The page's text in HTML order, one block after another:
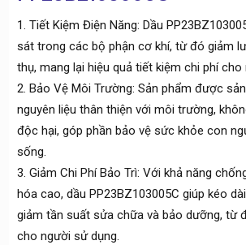
Tiết Kiệm Điện Năng: Dầu
sát trong các bộ phận cơ khí, từ đó giảm
thụ, mang lại hiệu quả tiết kiệm chi phí cho
Bảo Vệ Môi Trường: Sản phẩm được
nguyên liệu thân thiện với môi trường,
độc hại, góp phần bảo vệ sức khỏe con
sống.
Giảm Chi Phí Bảo Trì: Với khả năng
hóa cao, dầu PP23BZ103005C giúp kéo
giảm tần suất sửa chữa và bảo dưỡng, từ
cho người sử dụng.